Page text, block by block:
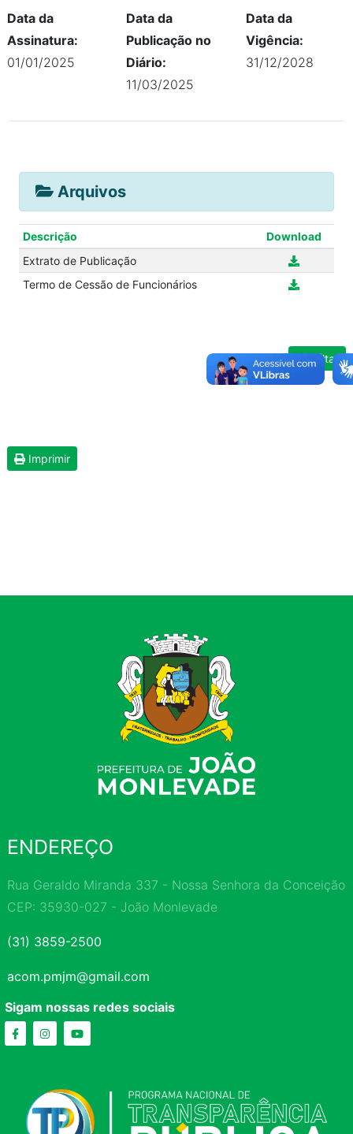
Data da
Assinatura:
01/01/2025
Data da
Publicação no
Diário:
11/03/2025
Data da
Vigência:
31/12/2028
Arquivos
Descrição
Download
Extrato de Publicação
Termo de Cessão de Funcionários
Voltar
Imprimir
ENDEREÇO
Rua Geraldo Miranda 337 - Nossa Senhora da Conceição
CEP: 35930-027 - João Monlevade
(31) 3859-2500
acom.pmjm@gmail.com
Sigam nossas redes sociais